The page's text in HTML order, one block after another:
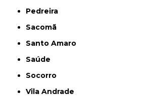
Pedreira
Sacomã
Santo Amaro
Saúde
Socorro
Vila Andrade